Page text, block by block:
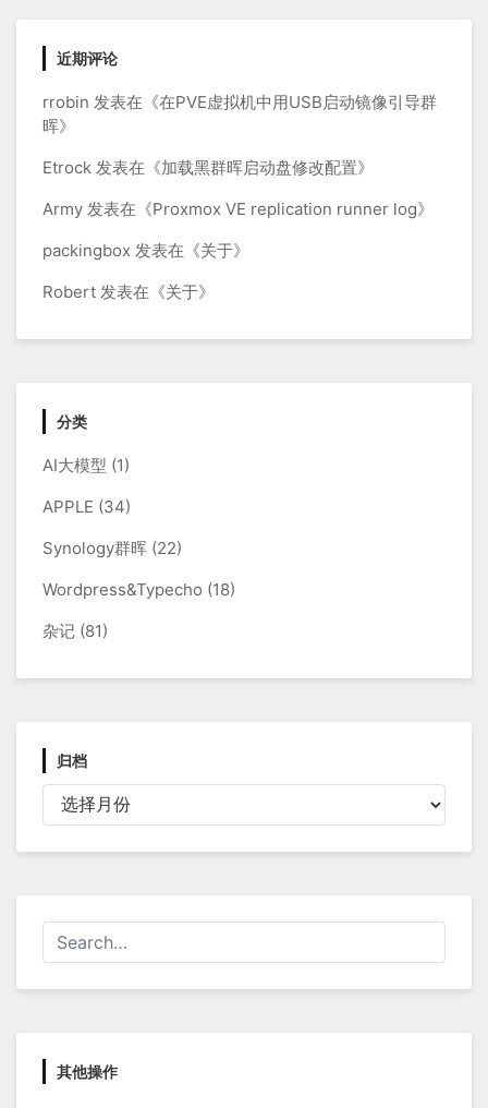
近期评论
rrobin 发表在《在PVE虚拟机中用USB启动镜像引导群
晖》
Etrock 发表在《加载黑群晖启动盘修改配置》
Army 发表在《Proxmox VE replication runner log》
packingbox 发表在《关于》
Robert 发表在《关于》
分类
AI大模型 (1)
APPLE (34)
Synology群晖 (22)
Wordpress&Typecho (18)
杂记 (81)
归档
档
其他操作